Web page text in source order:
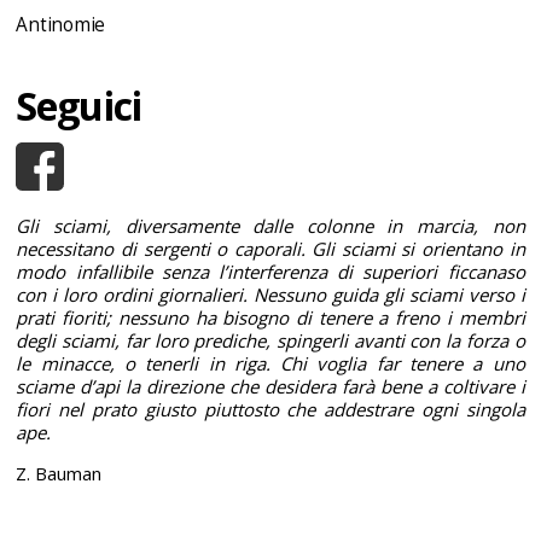
Antinomie
Seguici
Gli sciami, diversamente dalle colonne in marcia, non
necessitano di sergenti o caporali. Gli sciami si orientano in
modo infallibile senza l’interferenza di superiori ficcanaso
con i loro ordini giornalieri. Nessuno guida gli sciami verso i
prati fioriti; nessuno ha bisogno di tenere a freno i membri
degli sciami, far loro prediche, spingerli avanti con la forza o
le minacce, o tenerli in riga. Chi voglia far tenere a uno
sciame d’api la direzione che desidera farà bene a coltivare i
fiori nel prato giusto piuttosto che addestrare ogni singola
ape.
Z. Bauman